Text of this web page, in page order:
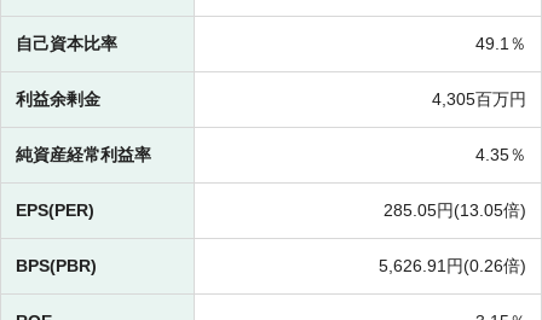
自己資本比率 49.1％
利益余剰金 4,305百万円
純資産経常利益率 4.35％
EPS(PER) 285.05円(13.05倍)
BPS(PBR) 5,626.91円(0.26倍)